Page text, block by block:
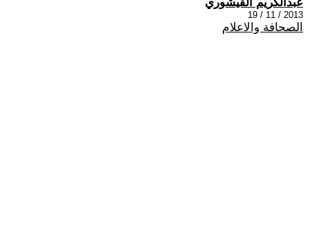
2013 / 11 / 19
الصحافة والاعلام